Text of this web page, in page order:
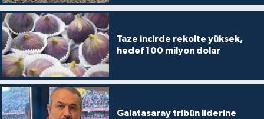
Taze incirde rekolte yüksek,
hedef 100 milyon dolar
Galatasaray tribün liderine